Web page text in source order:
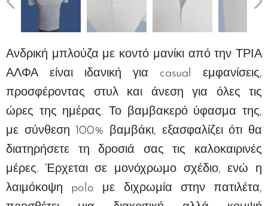
Ανδρική μπλούζα με κοντό μανίκι από την ΤΡΙΑ
ΑΛΦΑ είναι ιδανική για casual εμφανίσεις,
προσφέροντας στυλ και άνεση για όλες τις
ώρες της ημέρας. Το βαμβακερό ύφασμα της,
με σύνθεση 100% βαμβάκι, εξασφαλίζει ότι θα
διατηρήσετε τη δροσιά σας τις καλοκαιρινές
μέρες. Έρχεται σε μονόχρωμο σχέδιο, ενώ η
λαιμόκοψη polo με διχρωμία στην πατιλέτα,